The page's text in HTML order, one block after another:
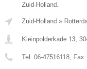
Zuid-Holland.
Zuid-Holland »
Kleinpolderkade 13,
Tel: 06-47516118, Fax: